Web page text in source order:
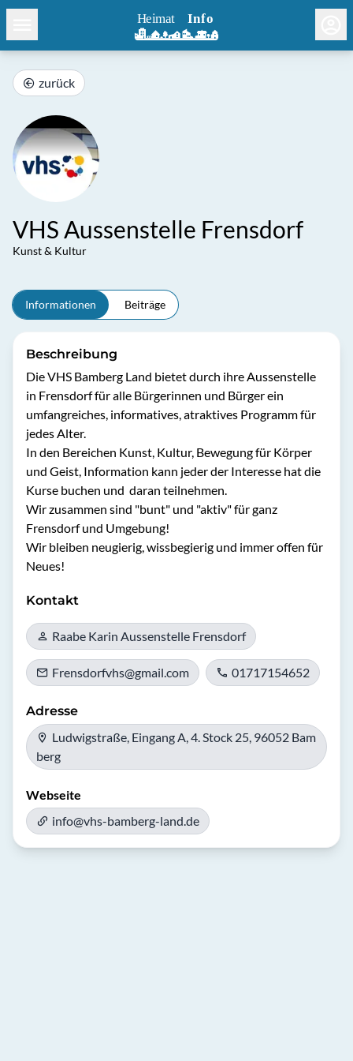
zurück
VHS Aussenstelle Frensdorf
Kunst & Kultur
Informationen Beiträge
Beschreibung
Die VHS Bamberg Land bietet durch ihre Aussenstelle
in Frensdorf für alle Bürgerinnen und Bürger ein
umfangreiches, informatives, atraktives Programm für
jedes Alter.
In den Bereichen Kunst, Kultur, Bewegung für Körper
und Geist, Information kann jeder der Interesse hat die
Kurse buchen und  daran teilnehmen.
Wir zusammen sind "bunt" und "aktiv" für ganz
Frensdorf und Umgebung!
Wir bleiben neugierig, wissbegierig und immer offen für
Neues!
Kontakt
Raabe Karin Aussenstelle Frensdorf
Frensdorfvhs@gmail.com 01717154652
Adresse
Ludwigstraße, Eingang A, 4. Stock 25, 96052 Bam
berg
Webseite
info@vhs-bamberg-land.de